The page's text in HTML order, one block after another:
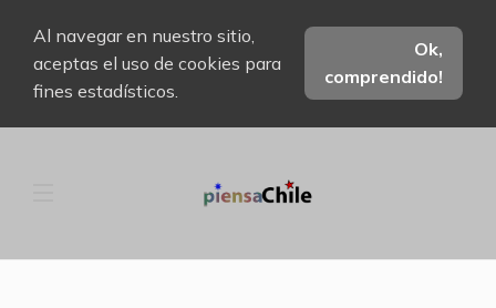
Al navegar en nuestro sitio,
aceptas el uso de cookies para
fines estadísticos.
Ok,
comprendido!